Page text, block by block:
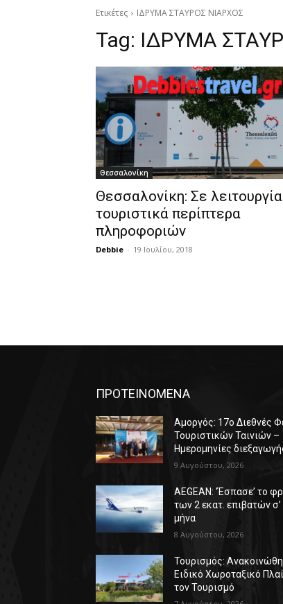
Ετικέτες ΙΔΡΥΜΑ ΣΤΑΥΡΟΣ ΝΙΑΡΧΟΣ
Tag: ΙΔΡΥΜΑ
Θεσσαλονίκη
Θεσσαλονίκη: Σε
τουριστικά περίπτερα
πληροφοριών
Debbie - 19 Ιουλίου, 2018
ΠΡΟΤΕΙΝΟΜΕΝΑ
Αμοργός: 17ο Διεθνές
Τουριστικών Ταινιών –
Ημερομηνίες
9 Αυγούστου, 2026
AEGEAN: ‘Έσπασε’ το
των 2 εκατ. επιβατών σ’
μήνα
8 Αυγούστου, 2026
Τουρισμός:
Ειδικό Χωροταξικό
τον Τουρισμό